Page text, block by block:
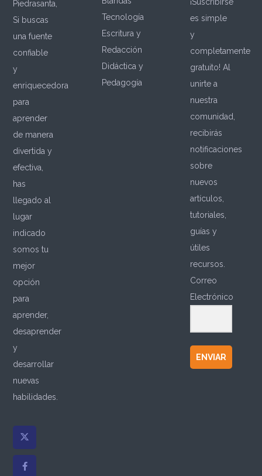
Piedrasanta,
Si buscas
una fuente
confiable
y
enriquecedora
para
aprender
de manera
divertida y
efectiva,
has
llegado al
lugar
indicado
somos tu
mejor
opción
para
aprender,
desaprender
y
desarrollar
nuevas
habilidades.
Tecnología
Escritura y
Redacción
Didáctica y
Pedagogía
¡Suscribirse
es simple
y
completamente
gratuito! Al
unirte a
nuestra
comunidad,
recibirás
notificaciones
sobre
nuevos
artículos,
tutoriales,
guías y
útiles
recursos.
Correo
Electrónico
ENVIAR